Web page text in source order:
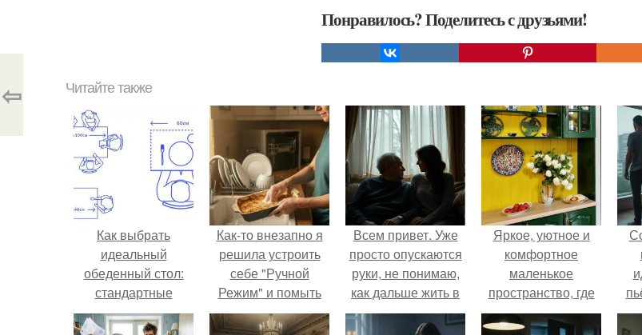
Понравилось? Поделитесь с друзьями!
⇦ Читайте также
Как выбрать
идеальный
обеденный стол:
стандартные
размеры и советы
Как-то внезапно я
решила устроить
себе "Ручной
Режим" и помыть
посуду без помощи
техники.
Всем привет. Уже
просто опускаются
руки, не понимаю,
как дальше жить в
этой ситуации.
Яркое, уютное и
комфортное
маленькое
пространство, где
есть только самое
необходимое.